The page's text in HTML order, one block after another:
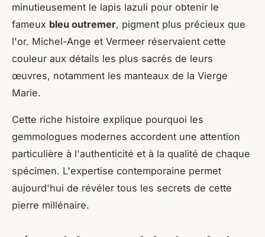
minutieusement le lapis lazuli pour obtenir le
fameux bleu outremer, pigment plus précieux que
l'or. Michel-Ange et Vermeer réservaient cette
couleur aux détails les plus sacrés de leurs
œuvres, notamment les manteaux de la Vierge
Marie.
Cette riche histoire explique pourquoi les
gemmologues modernes accordent une attention
particulière à l'authenticité et à la qualité de chaque
spécimen. L'expertise contemporaine permet
aujourd'hui de révéler tous les secrets de cette
pierre millénaire.